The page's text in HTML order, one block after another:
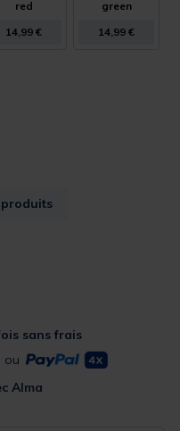
red
14,99 €
green
14,99 €
sans frais
ou
Alma